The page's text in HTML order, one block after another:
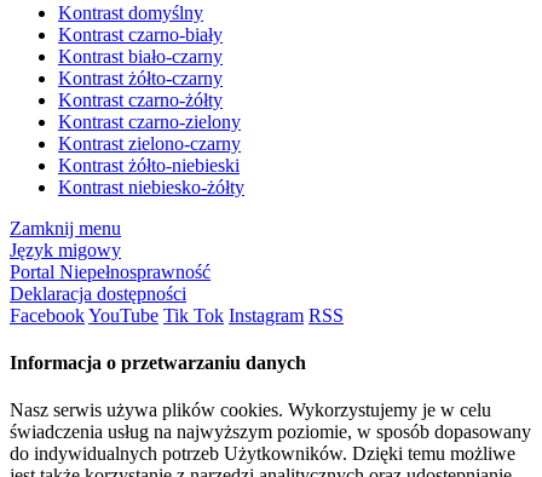
Kontrast domyślny
Kontrast czarno-biały
Kontrast biało-czarny
Kontrast żółto-czarny
Kontrast czarno-żółty
Kontrast czarno-zielony
Kontrast zielono-czarny
Kontrast żółto-niebieski
Kontrast niebiesko-żółty
Zamknij menu
Język migowy
Portal Niepełnosprawność
Deklaracja dostępności
FacebookYouTube Tik Tok Instagram RSS
Informacja o przetwarzaniu danych
Nasz serwis używa plików cookies. Wykorzystujemy je w celu
świadczenia usług na najwyższym poziomie, w sposób dopasowany
do indywidualnych potrzeb Użytkowników. Dzięki temu możliwe